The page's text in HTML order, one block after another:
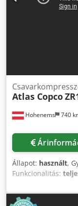
Hohenems 740
Atlas Copco
Állapot: használt,
Funkcionalitás:
csavarkompresszor
szárítóval.